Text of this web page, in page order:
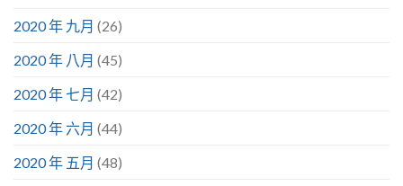
2020 年 九月 (26)
2020 年 八月 (45)
2020 年 七月 (42)
2020 年 六月 (44)
2020 年 五月 (48)